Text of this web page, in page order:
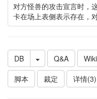
对方怪兽的攻击宣言时，
卡在场上表侧表示存在，
DB Q&A Wiki
脚本
裁定 详情(3)